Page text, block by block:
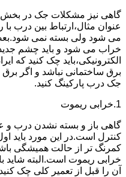
گاهی نیز مشکلات جک در بخش
عنوان مثال،ارتباط بین درب
می شود ولی بسته نمی
خراب می شود و باید چشم
الکترونیکی،باید چک کنید که
برق ساختمانی نباشد و اگر
جک درب پارکینگ کنید.
1.خرابی ریموت
گاهی باز و بسته نشدن درب و
کنترل است.در این مورد باید
کمرنگ تر از حالت همیشگی
خرابی ریموت است.البته شاید
آن را قبل از تعمیر کلی چک